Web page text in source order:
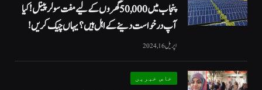
پنجاب میں 50,000 گھروں کے لیے مفت سولر پینل! کیا
آپ درخواست دینے کے اہل ہیں؟ یہاں چیک کریں!
اپریل 16, 2024
خاص خبریں